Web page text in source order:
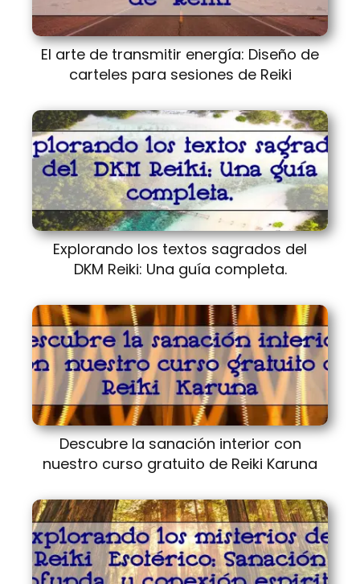
El arte de transmitir energía: Diseño de
carteles para sesiones de Reiki
Explorando los textos sagrados del
DKM Reiki: Una guía completa.
Descubre la sanación interior con
nuestro curso gratuito de Reiki Karuna